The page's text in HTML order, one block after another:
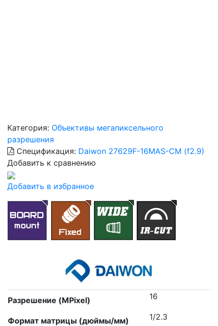
Категория: Объективы мегапиксельного
разрешения
Спецификация: Daiwon 27629F-16MAS-CM (f2.9)
Добавить к сравнению
Добавить в избранное
Разрешение (MPixel) 16
Формат матрицы (дюймы/мм) 1/2.3